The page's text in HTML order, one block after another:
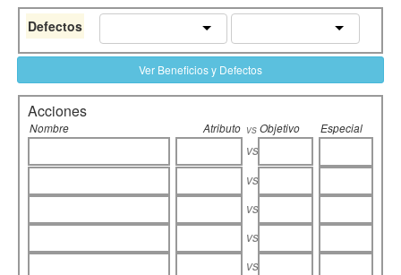
Defectos
Ver Beneficios y Defectos
Acciones
Nombre Atributo vs Objetivo Especial
vs
vs
vs
vs
vs